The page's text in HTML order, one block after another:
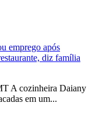
A cozinheira Daiany
em um...